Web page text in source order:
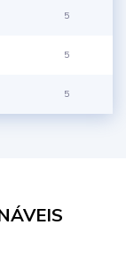
5
5
5